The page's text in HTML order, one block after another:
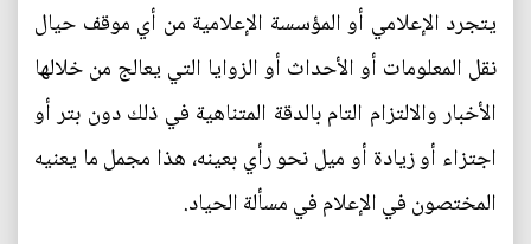
يتجرد الإعلامي أو المؤسسة الإعلامية من أي موقف حيال
نقل المعلومات أو الأحداث أو الزوايا التي يعالج من خلالها
الأخبار والالتزام التام بالدقة المتناهية في ذلك دون بتر أو
اجتزاء أو زيادة أو ميل نحو رأي بعينه، هذا مجمل ما يعنيه
المختصون في الإعلام في مسألة الحياد.